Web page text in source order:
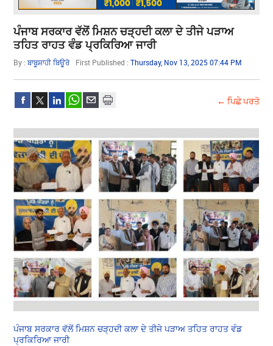
ਪੰਜਾਬ ਸਰਕਾਰ ਵੱਲੋਂ ਮਿਸ਼ਨ ਚੜ੍ਹਦੀ ਕਲਾ ਦੇ ਤੀਜੇ ਪੜਾਅ
ਤਹਿਤ ਰਾਹਤ ਵੰਡ ਪ੍ਰਕਿਰਿਆ ਜਾਰੀ
By :ਬਾਬੂਸ਼ਾਹੀ ਬਿਊਰੋ First Published :Thursday, Nov 13, 2025 07:44 PM
← ਪਿਛੇ ਪਰਤੋ
ਪੰਜਾਬ ਸਰਕਾਰ ਵੱਲੋਂ ਮਿਸ਼ਨ ਚੜ੍ਹਦੀ ਕਲਾ ਦੇ ਤੀਜੇ ਪੜਾਅ ਤਹਿਤ ਰਾਹਤ ਵੰਡ
ਪ੍ਰਕਿਰਿਆ ਜਾਰੀ